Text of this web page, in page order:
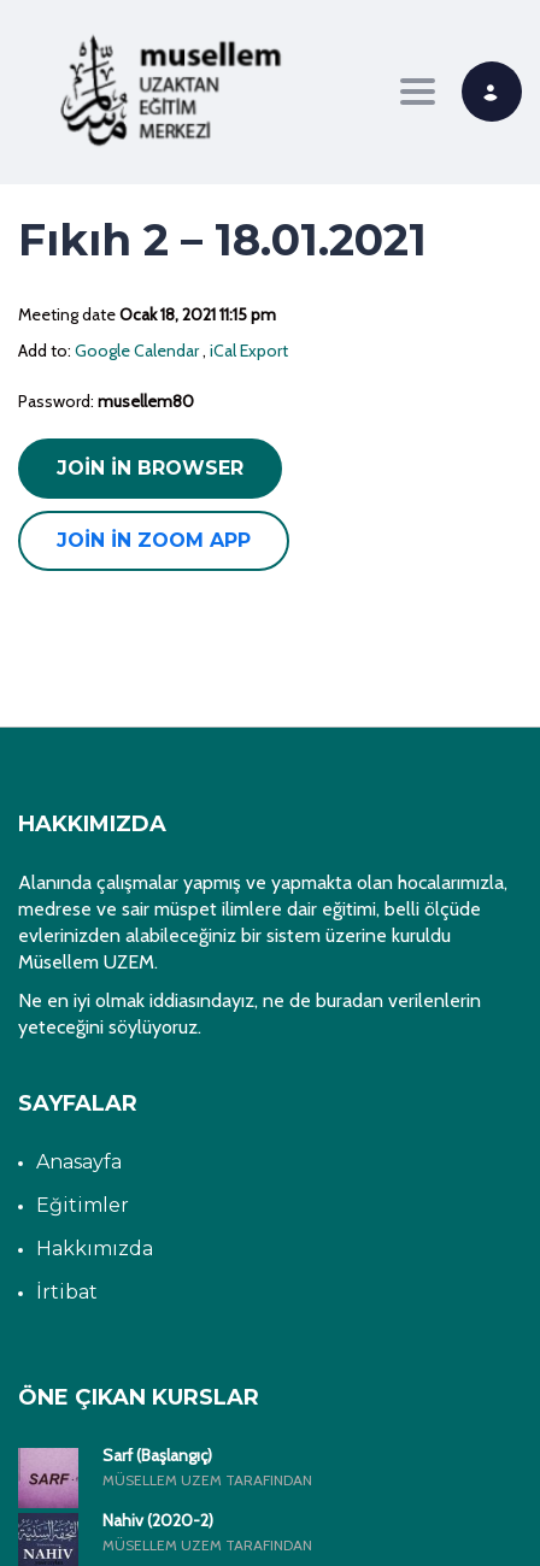
Toggle
Fıkıh 2 – 18.01.2021
Meeting dateOcak 18, 2021 11:15 pm
Add to: Google Calendar, iCal Export
Password: musellem80
JOIN IN BROWSER
JOIN IN ZOOM APP
HAKKIMIZDA
Alanında çalışmalar yapmış ve yapmakta olan hocalarımızla,
medrese ve sair müspet ilimlere dair eğitimi, belli ölçüde
evlerinizden alabileceğiniz bir sistem üzerine kuruldu
Müsellem UZEM.
Ne en iyi olmak iddiasındayız, ne de buradan verilenlerin
yeteceğini söylüyoruz.
SAYFALAR
Anasayfa
Eğitimler
Hakkımızda
İrtibat
ÖNE ÇIKAN KURSLAR
Sarf (Başlangıç)
MÜSELLEM UZEM TARAFINDAN
Nahiv (2020-2)
MÜSELLEM UZEM TARAFINDAN